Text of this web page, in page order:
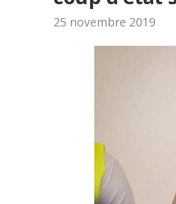
25 novembre 2019